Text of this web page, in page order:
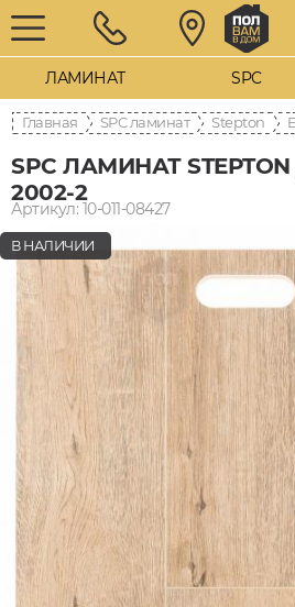
ЛАМИНАТ SPC
Главная SPC ламинат Stepton
SPC ЛАМИНАТ
2002-2
Артикул: 10-011-08427
В НАЛИЧИИ